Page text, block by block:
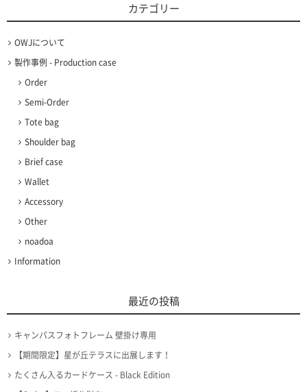
カテゴリー
OWJについて
製作事例 - Production case
Order
Semi-Order
Tote bag
Shoulder bag
Brief case
Wallet
Accessory
Other
noadoa
Information
最近の投稿
キャンパスフォトフレーム 壁掛け専用
【期間限定】星が丘テラスに出展します！
たくさん入るカードケース - Black Edition